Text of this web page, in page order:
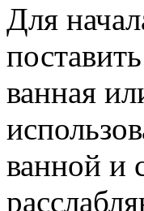
Для
ванная
ванной и